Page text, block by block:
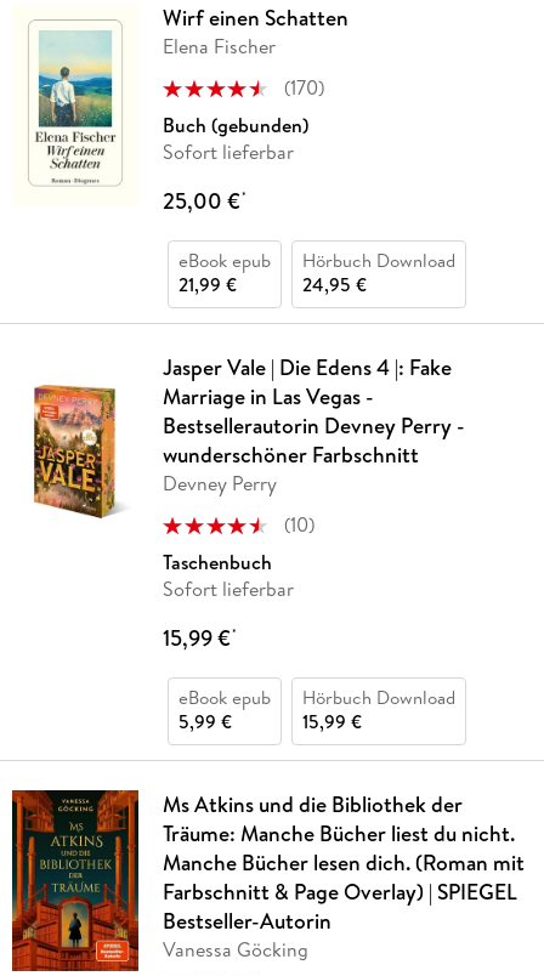
Wirf einen Schatten
Elena Fischer
(170)
Buch (gebunden)
Sofort lieferbar
25,00 €*
eBook epub
21,99 €
Hörbuch Download
24,95 €
Jasper Vale | Die Edens 4 |: Fake
Marriage in Las Vegas -
Bestsellerautorin Devney Perry -
wunderschöner Farbschnitt
Devney Perry
(10)
Taschenbuch
Sofort lieferbar
15,99 €*
eBook epub
5,99 €
Hörbuch Download
15,99 €
Ms Atkins und die Bibliothek der
Träume: Manche Bücher liest du nicht.
Manche Bücher lesen dich. (Roman mit
Farbschnitt & Page Overlay) | SPIEGEL
Bestseller-Autorin
Vanessa Göcking